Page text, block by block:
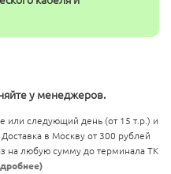
у менеджеров.
или следующий день (от 15 т.р.) и
в Москву от 300 рублей
на любую сумму до терминала ТК